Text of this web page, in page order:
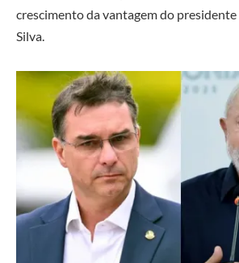
crescimento da vantagem do presidente
Silva.